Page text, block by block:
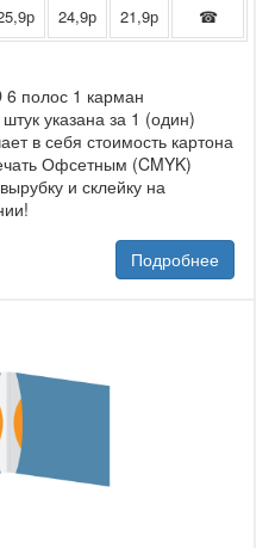
24,9р 21,9р ☎
6 полос 1 карман
указана за 1 (один)
в себя стоимость картона
Офсетным (CMYK)
и склейку на
Подробнее